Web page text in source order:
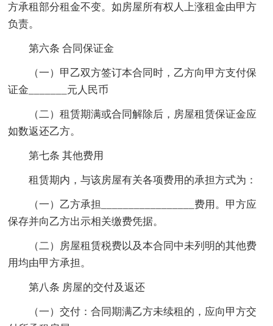
方承租部分租金不变。如房屋所有权人上涨租金由甲方
负责。
第六条 合同保证金
（一）甲乙双方签订本合同时，乙方向甲方支付保
证金_______元人民币
（二）租赁期满或合同解除后，房屋租赁保证金应
如数返还乙方。
第七条 其他费用
租赁期内，与该房屋有关各项费用的承担方式为：
（一）乙方承担_________________费用。甲方应
保存并向乙方出示相关缴费凭据。
（二）房屋租赁税费以及本合同中未列明的其他费
用均由甲方承担。
第八条 房屋的交付及返还
（一）交付：合同期满乙方未续租的，应向甲方交